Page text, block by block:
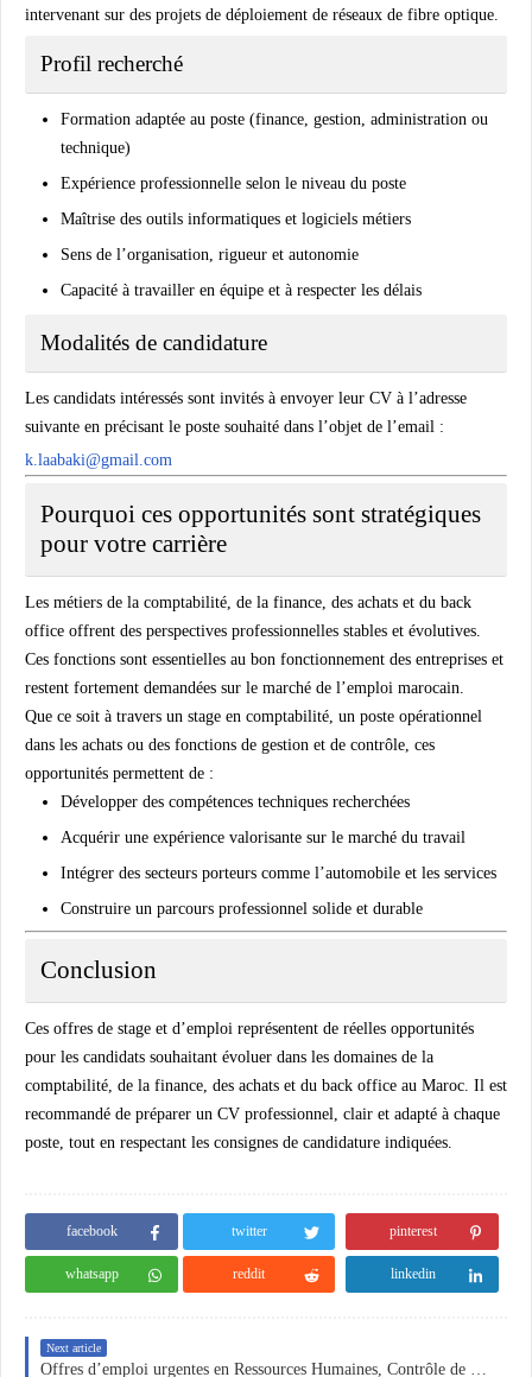
intervenant sur des projets de déploiement de réseaux de fibre optique.
Profil recherché
Formation adaptée au poste (finance, gestion, administration ou
technique)
Expérience professionnelle selon le niveau du poste
Maîtrise des outils informatiques et logiciels métiers
Sens de l’organisation, rigueur et autonomie
Capacité à travailler en équipe et à respecter les délais
Modalités de candidature
Les candidats intéressés sont invités à envoyer leur CV à l’adresse
suivante en précisant le poste souhaité dans l’objet de l’email :
k.laabaki@gmail.com
Pourquoi ces opportunités sont stratégiques
pour votre carrière
Les métiers de la comptabilité, de la finance, des achats et du back
office offrent des perspectives professionnelles stables et évolutives.
Ces fonctions sont essentielles au bon fonctionnement des entreprises et
restent fortement demandées sur le marché de l’emploi marocain.
Que ce soit à travers un stage en comptabilité, un poste opérationnel
dans les achats ou des fonctions de gestion et de contrôle, ces
opportunités permettent de :
Développer des compétences techniques recherchées
Acquérir une expérience valorisante sur le marché du travail
Intégrer des secteurs porteurs comme l’automobile et les services
Construire un parcours professionnel solide et durable
Conclusion
Ces offres de stage et d’emploi représentent de réelles opportunités
pour les candidats souhaitant évoluer dans les domaines de la
comptabilité, de la finance, des achats et du back office au Maroc. Il est
recommandé de préparer un CV professionnel, clair et adapté à chaque
poste, tout en respectant les consignes de candidature indiquées.
facebook twitter pinterest
whatsapp reddit linkedin
Next article